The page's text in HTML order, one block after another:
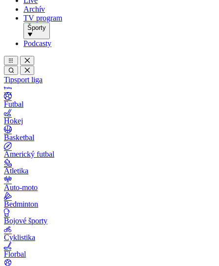
Archív
TV program
Športy
Podcasty
Tipsport liga
Futbal
Hokej
Basketbal
Americký futbal
Atletika
Auto-moto
Bedminton
Bojové športy
Cyklistika
Florbal